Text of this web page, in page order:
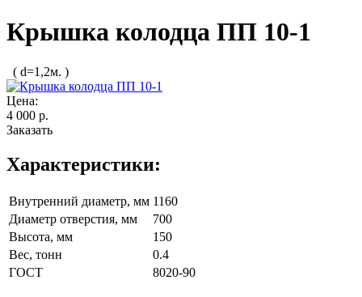
Крышка колодца ПП 10-1
( d=1,2м. )
Цена:
4 000 р.
Заказать
Характеристики:
Внутренний диаметр, мм 1160
Диаметр отверстия, мм
700
Высота, мм
150
Вес, тонн
0.4
ГОСТ
8020-90